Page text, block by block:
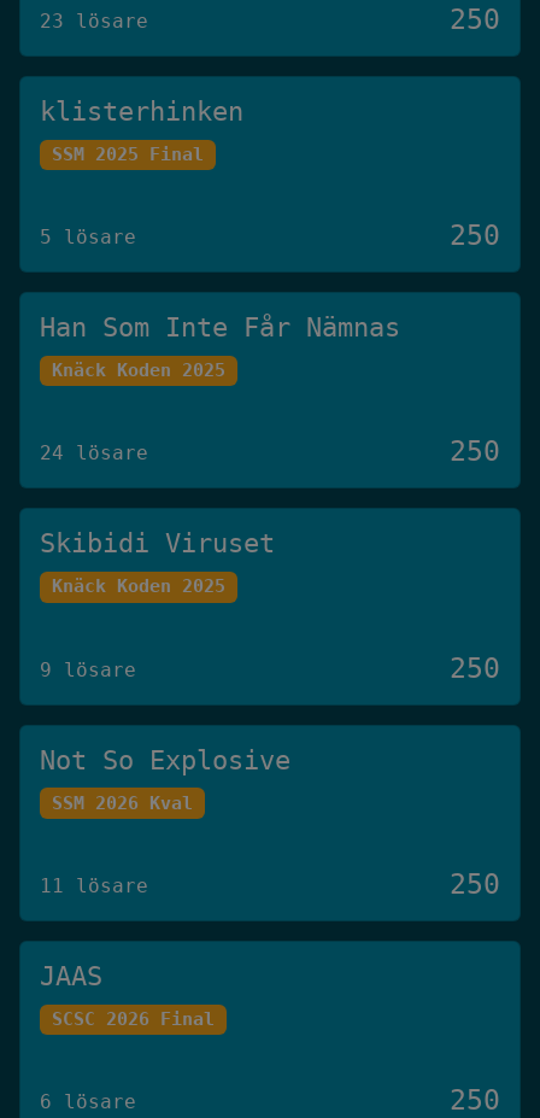
23 lösare 250
klisterhinken
SSM 2025 Final
5 lösare 250
Han Som Inte Får Nämnas
Knäck Koden 2025
24 lösare 250
Skibidi Viruset
Knäck Koden 2025
9 lösare 250
Not So Explosive
SSM 2026 Kval
11 lösare 250
JAAS
SCSC 2026 Final
6 lösare 250